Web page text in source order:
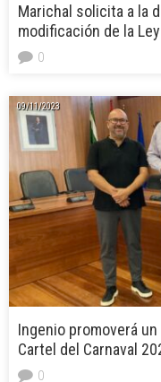
Marichal solicita a la
modificación de la
0
09/11/2023
Ingenio promoverá
Cartel del Carnaval
0